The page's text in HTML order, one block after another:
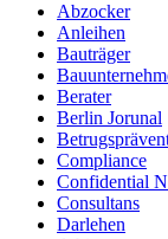
Abzocker
Anleihen
Bauträger
Berater
Berlin Jorunal
Compliance
Confidential
Consultans
Darlehen